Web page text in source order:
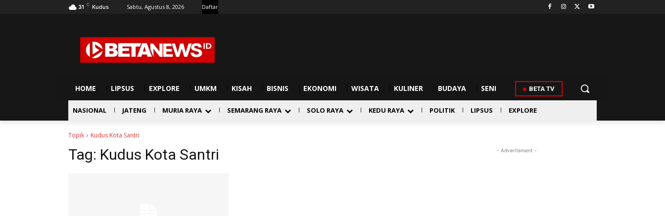
31 C Kudus Sabtu, Agustus 8, 2026 Daftar
HOME LIPSUS EXPLORE UMKM KISAH BISNIS EKONOMI WISATA KULINER BUDAYA SENI BETA TV
NASIONAL JATENG MURIA RAYA SEMARANG RAYA SOLO RAYA KEDU RAYA POLITIK LIPSUS EXPLORE
Topik Kudus Kota Santri
Tag: Kudus Kota Santri - Advertisment -